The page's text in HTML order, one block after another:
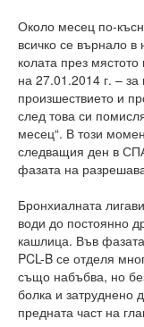
Около месец по-
всичко се върнало
колата през
на 27.01.2014 г. –
произшествието и
след това си
месец“. В този
следващия ден в
фазата на
Бронхиалната
води до постоянно
кашлица. Във
PCL-B се отделя
също набъбва, но
болка и затруднено
предната част на